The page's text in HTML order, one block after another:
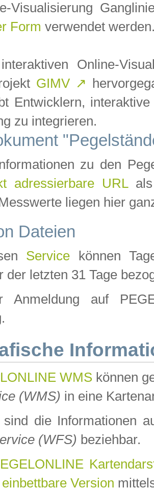
Visualisierung
Form verwendet
Online-
GIMV ↗
Entwicklern,
zu integrieren.
zu den
adressierbare URLals
liegen hier
Dateien
Service können
der letzten 31 Tage
Anmeldung auf
WMS können
(WMS) in eine
sind die Informationen
(WFS) beziehbar.
einbettbare Version